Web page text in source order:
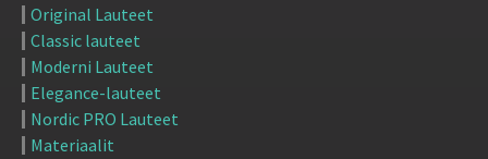
Original Lauteet
Classic lauteet
Moderni Lauteet
Elegance-lauteet
Nordic PRO Lauteet
Materiaalit